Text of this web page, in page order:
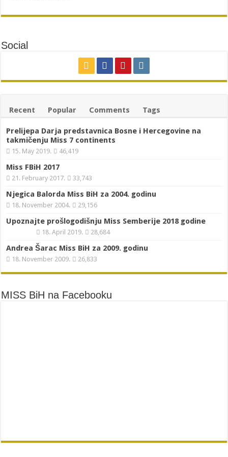
Social
Recent Popular Comments Tags
Prelijepa Darja predstavnica Bosne i Hercegovine na
takmičenju Miss 7 continents
15. May 2019. 46,419
Miss FBiH 2017
21. February 2017. 33,743
Njegica Balorda Miss BiH za 2004. godinu
18. November 2004. 29,156
Upoznajte prošlogodišnju Miss Semberije 2018 godine
18. April 2019. 28,684
Andrea Šarac Miss BiH za 2009. godinu
18. November 2009. 26,833
MISS BiH na Facebooku